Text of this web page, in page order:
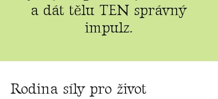
a dát tělu TEN správný
impulz.
Rodina síly pro život